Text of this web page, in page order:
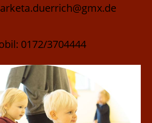
0172/3704444